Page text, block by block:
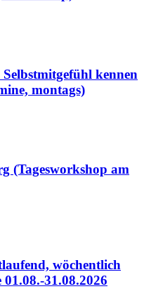
kennen
montags)
(Tagesworkshop am
wöchentlich
31.08.2026